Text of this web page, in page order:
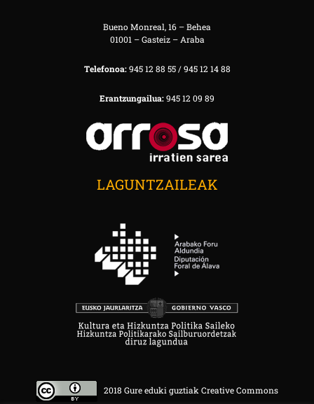
Bueno Monreal, 16 – Behea
01001 – Gasteiz – Araba
Telefonoa:945 12 88 55 / 945 12 14 88
Erantzungailua:945 12 09 89
LAGUNTZAILEAK
2018 Gure eduki guztiak Creative Commons